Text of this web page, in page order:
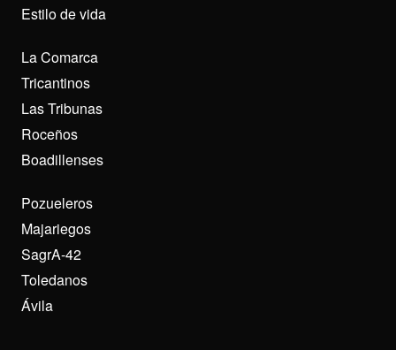
Estilo de vida
La Comarca
Tricantinos
Las Tribunas
Roceños
Boadillenses
Pozueleros
Majariegos
SagrA-42
Toledanos
Ávila